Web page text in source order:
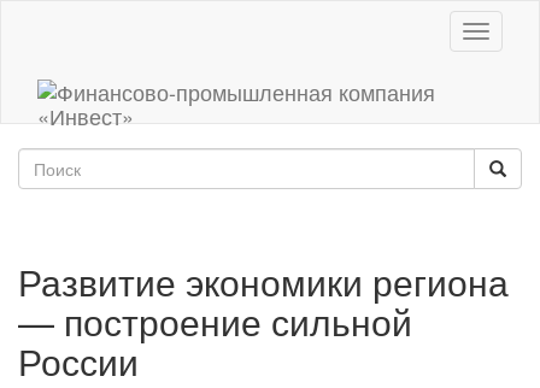
Toggle
Развитие экономики региона
— построение сильной
России